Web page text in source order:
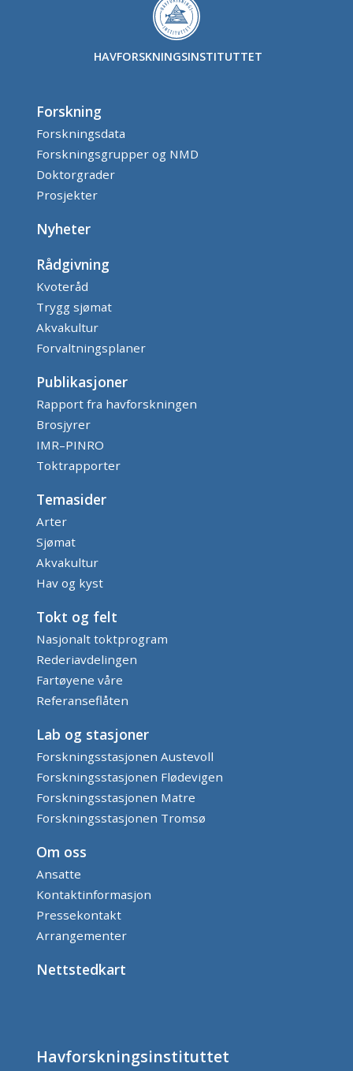
HAVFORSKNINGSINSTITUTTET
Forskning
Forskningsdata
Forskningsgrupper og NMD
Doktorgrader
Prosjekter
Nyheter
Rådgivning
Kvoteråd
Trygg sjømat
Akvakultur
Forvaltningsplaner
Publikasjoner
Rapport fra havforskningen
Brosjyrer
IMR–PINRO
Toktrapporter
Temasider
Arter
Sjømat
Akvakultur
Hav og kyst
Tokt og felt
Nasjonalt toktprogram
Rederiavdelingen
Fartøyene våre
Referanseflåten
Lab og stasjoner
Forskningsstasjonen Austevoll
Forskningsstasjonen Flødevigen
Forskningsstasjonen Matre
Forskningsstasjonen Tromsø
Om oss
Ansatte
Kontaktinformasjon
Pressekontakt
Arrangementer
Nettstedkart
Havforskningsinstituttet